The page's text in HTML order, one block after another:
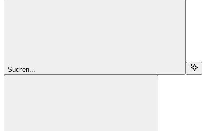
Suchen...